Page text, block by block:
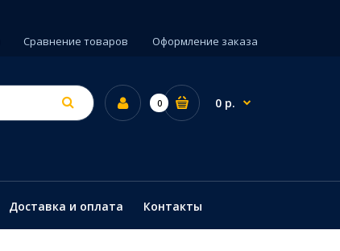
Сравнение товаров Оформление заказа
0 0 р.
Доставка и оплата Контакты